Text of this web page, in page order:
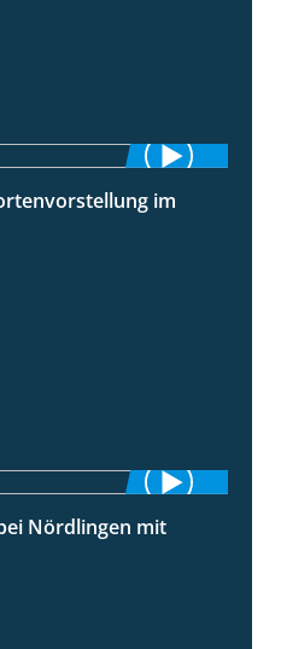
11:24
im
10:51
Nördlingen mit